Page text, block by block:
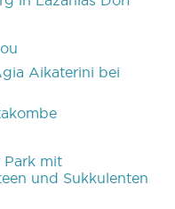
Aikaterini bei
Park mit
und Sukkulenten